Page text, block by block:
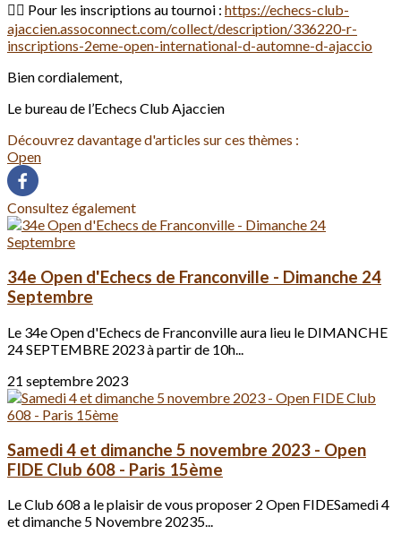
✍🏻 Pour les inscriptions au tournoi : https://echecs-club-
ajaccien.assoconnect.com/collect/description/336220-r-
inscriptions-2eme-open-international-d-automne-d-ajaccio
Bien cordialement,
Le bureau de l’Echecs Club Ajaccien
Découvrez davantage d'articles sur ces thèmes :
Open
Consultez également
34e Open d'Echecs de Franconville - Dimanche 24
Septembre
Le 34e Open d'Echecs de Franconville aura lieu le DIMANCHE
24 SEPTEMBRE 2023 à partir de 10h...
21 septembre 2023
Samedi 4 et dimanche 5 novembre 2023 - Open
FIDE Club 608 - Paris 15ème
Le Club 608 a le plaisir de vous proposer 2 Open FIDESamedi 4
et dimanche 5 Novembre 20235...